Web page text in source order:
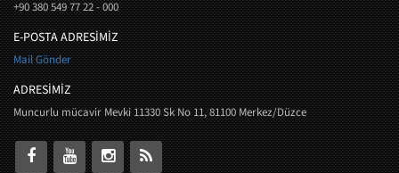
+90 380 549 77 22 - 000
E-POSTA ADRESİMİZ
Mail Gönder
ADRESİMİZ
Muncurlu mücavir Mevki 11330 Sk No 11, 81100 Merkez/Düzce